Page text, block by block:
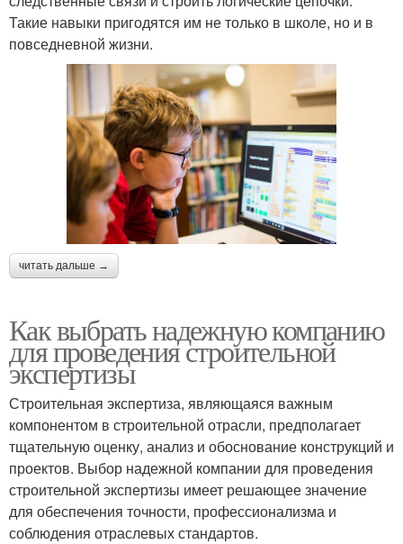
Такие навыки пригодятся им не только в школе, но и в
повседневной жизни.
читать дальше →
Как выбрать надежную компанию
для проведения строительной
экспертизы
Строительная экспертиза, являющаяся важным
компонентом в строительной отрасли, предполагает
тщательную оценку, анализ и обоснование конструкций и
проектов. Выбор надежной компании для проведения
строительной экспертизы имеет решающее значение
для обеспечения точности, профессионализма и
соблюдения отраслевых стандартов.